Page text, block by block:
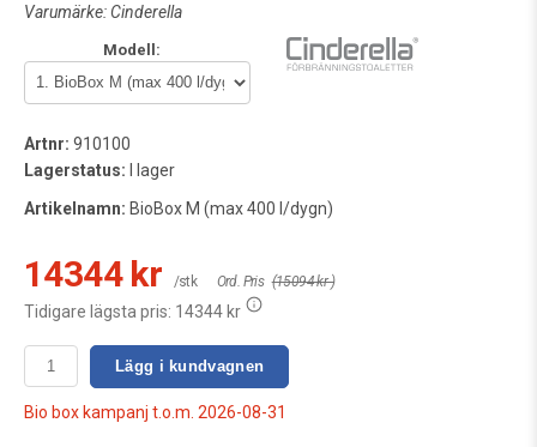
Varumärke: Cinderella
Modell:
Artnr: 910100
Lagerstatus: I lager
Artikelnamn: BioBox M (max 400 l/dygn)
14344 kr /stk Ord. Pris (15094 kr )
Tidigare lägsta pris: 14344 kr
Lägg i kundvagnen
Bio box kampanj t.o.m. 2026-08-31